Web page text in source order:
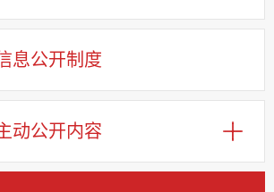
息公开制度
动公开内容